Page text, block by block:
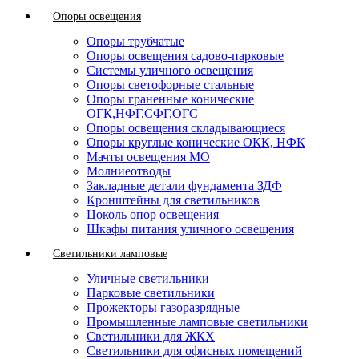
Опоры освещения
Опоры трубчатые
Опоры освещения садово-парковые
Системы уличного освещения
Опоры светофорные стальные
Опоры граненные конические
ОГК,НФГ,СФГ,ОГС
Опоры освещения складывающиеся
Опоры круглые конические ОКК, НФК
Мачты освещения МО
Молниеотводы
Закладные детали фундамента ЗДФ
Кронштейны для светильников
Цоколь опор освещения
Шкафы питания уличного освещения
Светильники ламповые
Уличные светильники
Парковые светильники
Прожекторы газоразрядные
Промышленные ламповые светильники
Светильники для ЖКХ
Светильники для офисных помещений